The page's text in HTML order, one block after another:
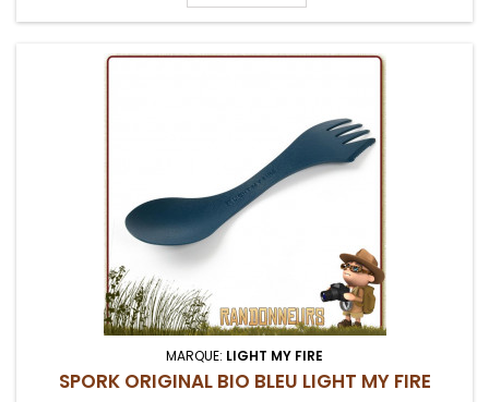
MARQUE: LIGHT MY FIRE
SPORK ORIGINAL BIO BLEU LIGHT MY FIRE